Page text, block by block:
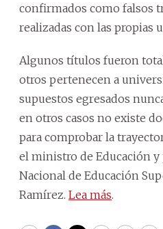
confirmados como falsos
realizadas con las propias
Algunos títulos fueron
otros pertenecen a
supuestos egresados
en otros casos no existe
para comprobar la
el ministro de Educación
Nacional de Educación
Ramírez. Lea más.